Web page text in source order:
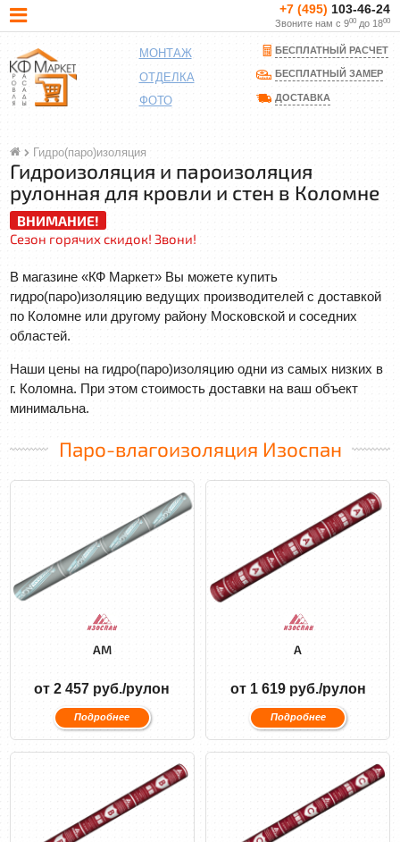
+7 (495) 103-46-24
Звоните нам с 900до 1800
МОНТАЖ
ОТДЕЛКА
ФОТО
БЕСПЛАТНЫЙ РАСЧЕТ
БЕСПЛАТНЫЙ ЗАМЕР
ДОСТАВКА
Гидро(паро)изоляция
Гидроизоляция и пароизоляция
рулонная для кровли и стен в Коломне
ВНИМАНИЕ!
Сезон горячих скидок! Звони!
В магазине «КФ Маркет» Вы можете купить
гидро(паро)изоляцию ведущих производителей с доставкой
по Коломне или другому району Московской и соседних
областей.
Наши цены на гидро(паро)изоляцию одни из самых низких в
г. Коломна. При этом стоимость доставки на ваш объект
минимальна.
Паро-влагоизоляция Изоспан
AM
от 2 457 руб./рулон
Подробнее
A
от 1 619 руб./рулон
Подробнее